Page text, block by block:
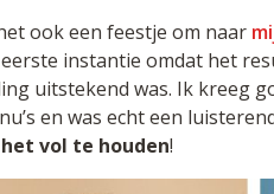
ook een feestje om naar
instantie omdat het
uitstekend was. Ik kreeg
en was echt een
vol te houden!